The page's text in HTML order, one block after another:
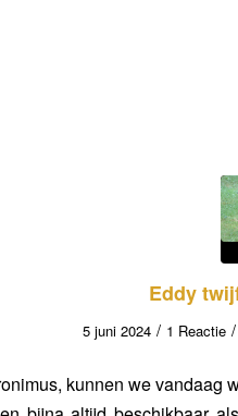
Eddy
5 juni 2024 / 1 Reactie /
kunnen we vandaag